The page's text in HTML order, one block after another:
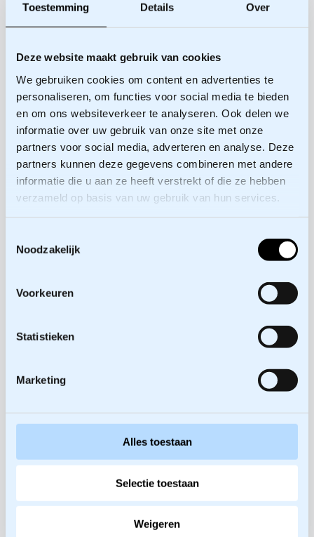
Toestemming Details Over
Deze website maakt gebruik van cookies
We gebruiken cookies om content en advertenties te
personaliseren, om functies voor social media te bieden
en om ons websiteverkeer te analyseren. Ook delen we
informatie over uw gebruik van onze site met onze
partners voor social media, adverteren en analyse. Deze
partners kunnen deze gegevens combineren met andere
informatie die u aan ze heeft verstrekt of die ze hebben
verzameld op basis van uw gebruik van hun services.
Noodzakelijk
Voorkeuren
Statistieken
Marketing
Alles toestaan
Selectie toestaan
Weigeren
stakeholderanalyse via videoconferencing was
een intensieve en efficiënte manier van
samenwerken die ons veel inzicht heeft gegeven.
Niemand kon zich tijdens de online workshops
verschuilen waardoor er een mooie evenwichtige
inbreng vanuit de groep is gekomen. Robin en
Jeroen, bedankt voor de prettige, relaxte en
professionele samenwerking. En natuurlijk jullie
Interesse in een omgevingsanalyse, een
Canvassessie of een andere interactieve sessie?
Neem vooral contact met ons op. We bespreken
graag de mogelijkheden.